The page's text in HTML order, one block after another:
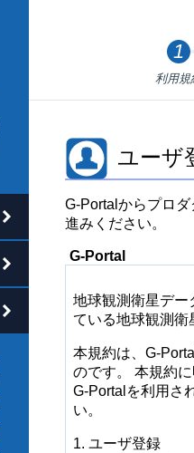
利用規
ユーザ
G-Portalからプロ
進みください。
G-Portal
地球観測衛星デー
ている地球観測衛
本規約は、G-
のです。 本規約
G-Portalを利用さ
い。
1. ユーザ登録